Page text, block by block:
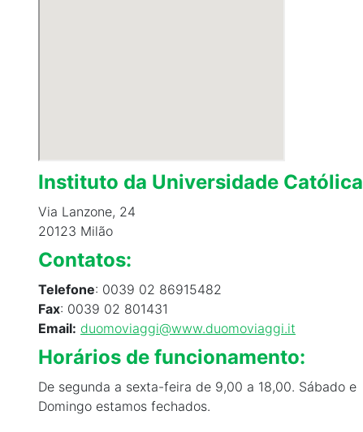
Instituto da Universidade Católica
Via Lanzone, 24
20123 Milão
Contatos:
Telefone: 0039 02 86915482
Fax: 0039 02 801431
Email: duomoviaggi@www.duomoviaggi.it
Horários de funcionamento:
De segunda a sexta-feira de 9,00 a 18,00. Sábado e
Domingo estamos fechados.